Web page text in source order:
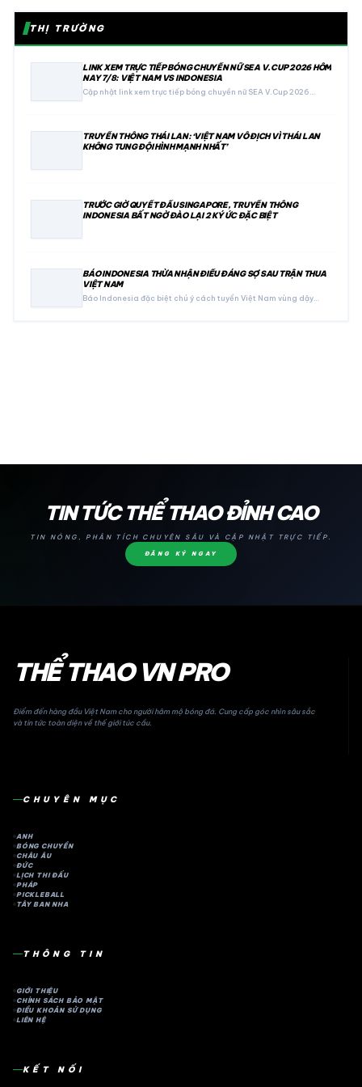
THỊ TRƯỜNG
LINK XEM TRỰC TIẾP BÓNG CHUYỀN NỮ SEA V.CUP 2026 HÔM
NAY 7/8: VIỆT NAM VS INDONESIA
Cập nhật link xem trực tiếp bóng chuyền nữ SEA V.Cup 2026…
TRUYỀN THÔNG THÁI LAN: ‘VIỆT NAM VÔ ĐỊCH VÌ THÁI LAN
KHÔNG TUNG ĐỘI HÌNH MẠNH NHẤT’
TRƯỚC GIỜ QUYẾT ĐẤU SINGAPORE, TRUYỀN THÔNG
INDONESIA BẤT NGỜ ĐÀO LẠI 2 KÝ ỨC ĐẶC BIỆT
BÁO INDONESIA THỪA NHẬN ĐIỀU ĐÁNG SỢ SAU TRẬN THUA
VIỆT NAM
Báo Indonesia đặc biệt chú ý cách tuyển Việt Nam vùng dậy…
TIN TỨC THỂ THAO ĐỈNH CAO
TIN NÓNG, PHÂN TÍCH CHUYÊN SÂU VÀ CẬP NHẬT TRỰC TIẾP.
ĐĂNG KÝ NGAY
THỂ THAO VN PRO
Điểm đến hàng đầu Việt Nam cho người hâm mộ bóng đá. Cung cấp góc nhìn sâu sắc
và tin tức toàn diện về thế giới túc cầu.
CHUYÊN MỤC
ANH
BÓNG CHUYỀN
CHÂU ÂU
ĐỨC
LỊCH THI ĐẤU
PHÁP
PICKLEBALL
TÂY BAN NHA
THÔNG TIN
GIỚI THIỆU
CHÍNH SÁCH BẢO MẬT
ĐIỀU KHOẢN SỬ DỤNG
LIÊN HỆ
KẾT NỐI